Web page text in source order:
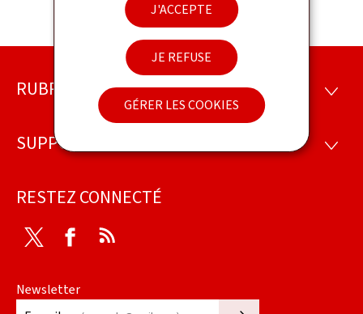
J'ACCEPTE
JE REFUSE
GÉRER LES COOKIES
Pied
page
RUBRIQUES
SUPPORT
RESTEZ CONNECTÉ
Twitter Facebook
Newsletter